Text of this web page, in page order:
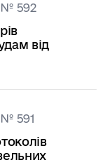
№ 592
від
№ 591